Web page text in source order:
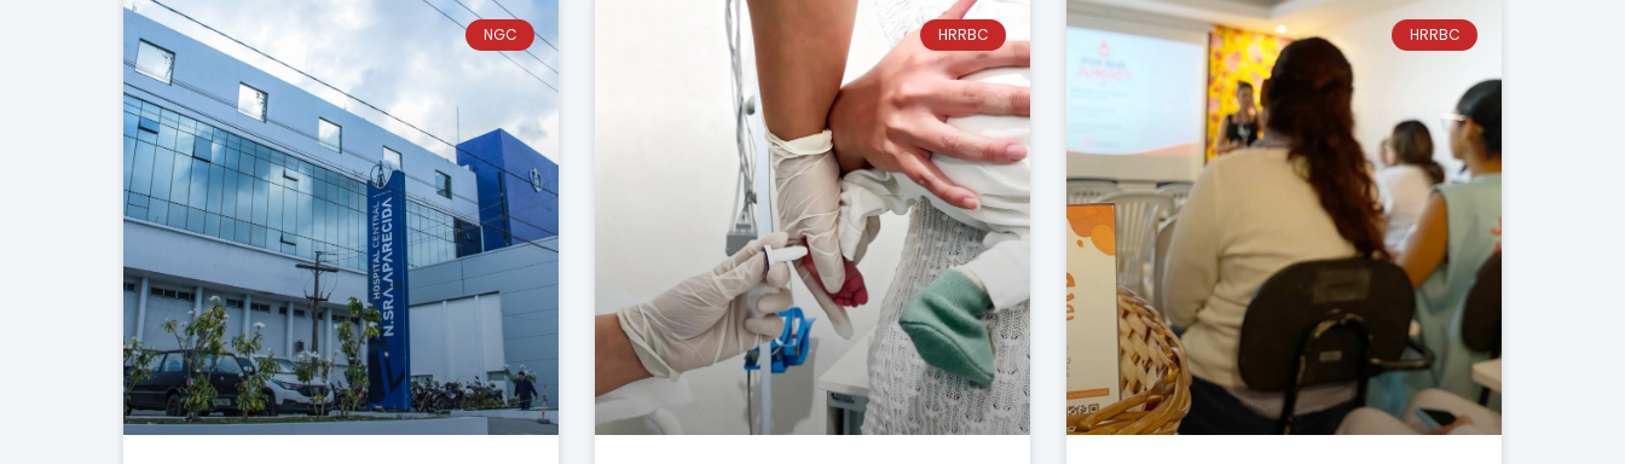
NGC HRRBC HRRBC